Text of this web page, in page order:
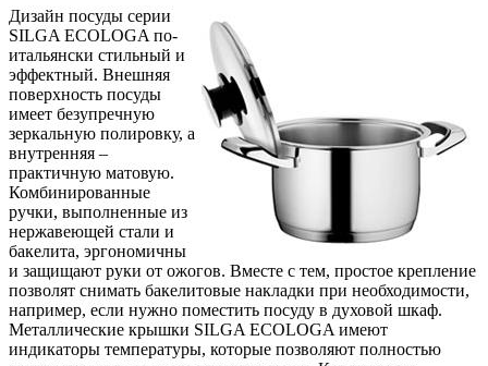
Дизайн посуды серии
SILGA ECOLOGA по-
итальянски стильный и
эффектный. Внешняя
поверхность посуды
имеет безупречную
зеркальную полировку, а
внутренняя –
практичную матовую.
Комбинированные
ручки, выполненные из
нержавеющей стали и
бакелита, эргономичны
и защищают руки от ожогов. Вместе с тем, простое крепление
позволят снимать бакелитовые накладки при необходимости,
например, если нужно поместить посуду в духовой шкаф.
Металлические крышки SILGA ECOLOGA имеют
индикаторы температуры, которые позволяют полностью